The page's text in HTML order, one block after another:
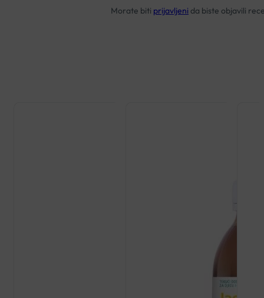
Morate biti prijavljeni da biste objavili